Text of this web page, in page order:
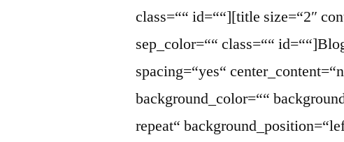
class=““ id=““][title size=“2″
sep_color=““ class=““
spacing=“yes“
background_color=““
repeat“